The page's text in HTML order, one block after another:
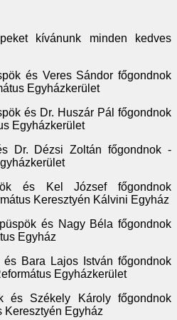
kívánunk minden kedves
és Veres Sándor főgondnok
Egyházkerület
és Dr. Huszár Pál főgondnok
Egyházkerület
Dr. Dézsi Zoltán főgondnok -
és Kel József főgondnok
Keresztyén Kálvini Egyház
és Nagy Béla főgondnok
Egyház
Bara Lajos István főgondnok
Egyházkerület
és Székely Károly főgondnok
Keresztyén Egyház